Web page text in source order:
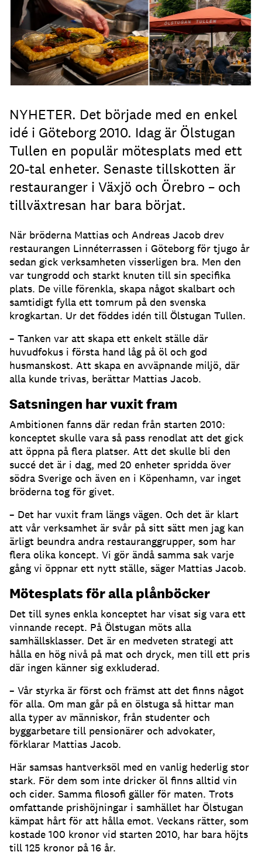
NYHETER. Det började med en enkel
idé i Göteborg 2010. Idag är Ölstugan
Tullen en populär mötesplats med ett
20-tal enheter. Senaste tillskotten är
restauranger i Växjö och Örebro – och
tillväxtresan har bara börjat.
När bröderna Mattias och Andreas Jacob drev
restaurangen Linnéterrassen i Göteborg för tjugo år
sedan gick verksamheten visserligen bra. Men den
var tungrodd och starkt knuten till sin specifika
plats. De ville förenkla, skapa något skalbart och
samtidigt fylla ett tomrum på den svenska
krogkartan. Ur det föddes idén till Ölstugan Tullen.
– Tanken var att skapa ett enkelt ställe där
huvudfokus i första hand låg på öl och god
husmanskost. Att skapa en avväpnande miljö, där
alla kunde trivas, berättar Mattias Jacob.
Satsningen har vuxit fram
Ambitionen fanns där redan från starten 2010:
konceptet skulle vara så pass renodlat att det gick
att öppna på flera platser. Att det skulle bli den
succé det är i dag, med 20 enheter spridda över
södra Sverige och även en i Köpenhamn, var inget
bröderna tog för givet.
– Det har vuxit fram längs vägen. Och det är klart
att vår verksamhet är svår på sitt sätt men jag kan
ärligt beundra andra restauranggrupper, som har
flera olika koncept. Vi gör ändå samma sak varje
gång vi öppnar ett nytt ställe, säger Mattias Jacob.
Mötesplats för alla plånböcker
Det till synes enkla konceptet har visat sig vara ett
vinnande recept. På Ölstugan möts alla
samhällsklasser. Det är en medveten strategi att
hålla en hög nivå på mat och dryck, men till ett pris
där ingen känner sig exkluderad.
– Vår styrka är först och främst att det finns något
för alla. Om man går på en ölstuga så hittar man
alla typer av människor, från studenter och
byggarbetare till pensionärer och advokater,
förklarar Mattias Jacob.
Här samsas hantverksöl med en vanlig hederlig stor
stark. För dem som inte dricker öl finns alltid vin
och cider. Samma filosofi gäller för maten. Trots
omfattande prishöjningar i samhället har Ölstugan
kämpat hårt för att hålla emot. Veckans rätter, som
kostade 100 kronor vid starten 2010, har bara höjts
till 125 kronor på 16 år.